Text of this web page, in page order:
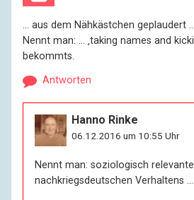
… aus dem Nähkästchen geplaudert
Nennt man: … ‚taking names and
bekommts.
Antworten
Hanno Rinke
06.12.2016 um 10:55 Uhr
Nennt man: soziologisch
nachkriegsdeutschen Verhaltens …